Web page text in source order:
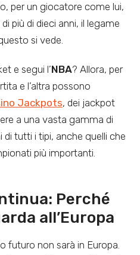
per un giocatore come lui,
più di dieci anni, il legame
si vede.
e segui l’NBA? Allora, per
e l’altra possono
Jackpots, dei jackpot
a una vasta gamma di
tutti i tipi, anche quelli che
più importanti.
Perché
all’Europa
futuro non sarà in Europa.